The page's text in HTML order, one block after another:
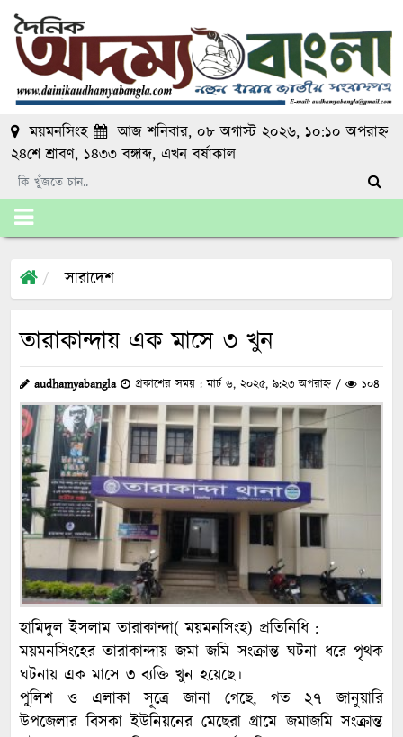
ময়মনসিংহ
আজ শনিবার, ০৮ অগাস্ট ২০২৬, ১০:১০ অপরাহ্ন
২৪শে শ্রাবণ, ১৪৩৩ বঙ্গাব্দ, এখনবর্ষাকাল
সারাদেশ
তারাকান্দায় এক মাসে ৩ খুন
audhamyabangla প্রকাশের সময় : মার্চ ৬, ২০২৫, ৯:২৩ অপরাহ্ন / ১০৪
হামিদুল ইসলাম তারাকান্দা( ময়মনসিংহ) প্রতিনিধি :
ময়মনসিংহের তারাকান্দায় জমা জমি সংক্রান্ত ঘটনা ধরে পৃথক
ঘটনায় এক মাসে ৩ ব্যক্তি খুন হয়েছে।
পুলিশ ও এলাকা সূত্রে জানা গেছে, গত ২৭ জানুয়ারি
উপজেলার বিসকা ইউনিয়নের মেছেরা গ্রামে জমাজমি সংক্রান্ত